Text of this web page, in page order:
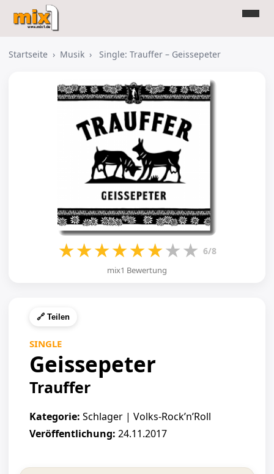
Startseite › Musik › Single: Trauffer – Geissepeter
★★★★★★★★ 6/8
mix1 Bewertung
🔗 Teilen
SINGLE
Geissepeter
Trauffer
Kategorie: Schlager | Volks-Rock’n’Roll
Veröffentlichung: 24.11.2017